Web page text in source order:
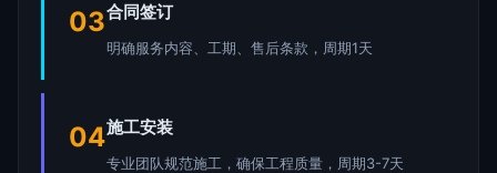
03合同签订
明确服务内容、工期、售后条款，周期1天
04施工安装
专业团队规范施工，确保工程质量，周期3-7天